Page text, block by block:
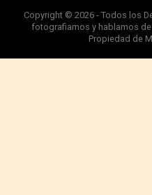
Copyright © 2026 - Todos los
fotografiamos y hablamos
Propiedad de